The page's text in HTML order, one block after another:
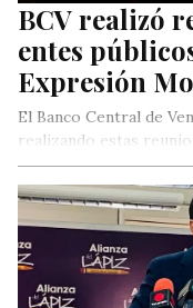
BCV realizó
entes
Expresión
El Banco Central de
realizando estas
traten las
tecnológicos dirigidos